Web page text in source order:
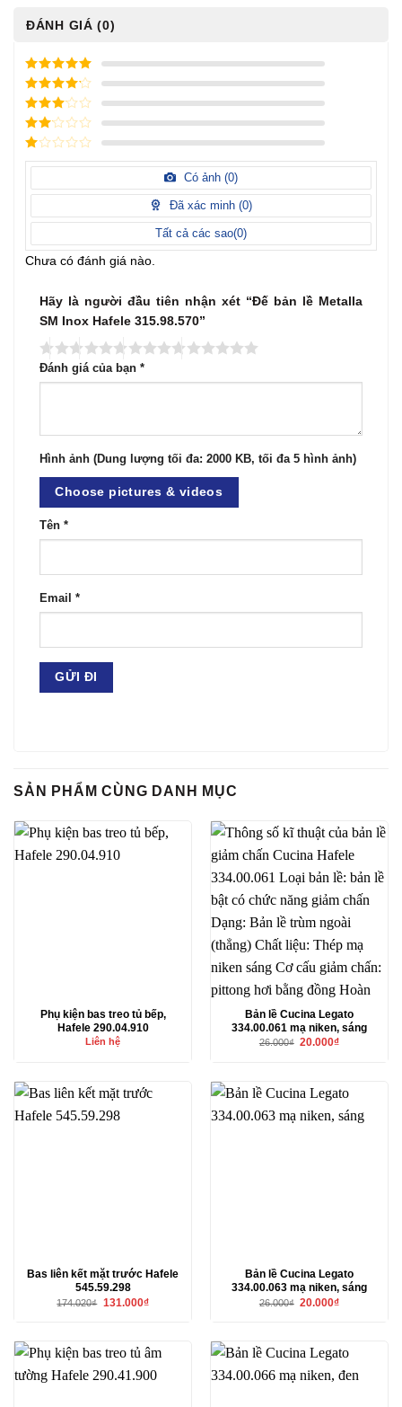
ĐÁNH GIÁ (0)
5/ 5 điểm
4/ 5
điểm
3/ 5
điểm
2/
điểm
1
điểm
Có ảnh (0)
Đã xác minh (0)
Tất cả các sao(0)
Chưa có đánh giá nào.
Hãy là người đầu tiên nhận xét “Đế bản lề Metalla
SM Inox Hafele 315.98.570”
Đánh giá của bạn *
Hình ảnh (Dung lượng tối đa: 2000 KB, tối đa 5 hình ảnh)
Choose pictures & videos
Tên *
Email *
SẢN PHẨM CÙNG DANH MỤC
Phụ kiện bas treo tủ bếp,
Hafele 290.04.910
Liên hệ
Bản lề Cucina Legato
334.00.061 mạ niken, sáng
26.000₫ Giá
20.000₫Giá
Bas liên kết mặt trước Hafele
545.59.298
174.020₫ Giá
131.000₫Giá
Bản lề Cucina Legato
334.00.063 mạ niken, sáng
26.000₫ Giá
20.000₫Giá